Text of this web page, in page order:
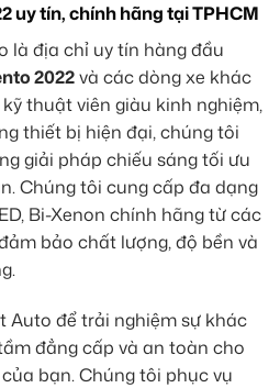
uy tín, chính hãng tại TPHCM
là địa chỉ uy tín hàng đầu
2022và các dòng xe khác
thuật viên giàu kinh nghiệm,
thiết bị hiện đại, chúng tôi
giải pháp chiếu sáng tối ưu
Chúng tôi cung cấp đa dạng
Bi-Xenon chính hãng từ các
bảo chất lượng, độ bền và
Auto để trải nghiệm sự khác
đẳng cấp và an toàn cho
bạn. Chúng tôi phục vụ